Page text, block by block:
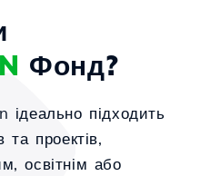
Фонд?
підходить
та проектів,
освітнім або